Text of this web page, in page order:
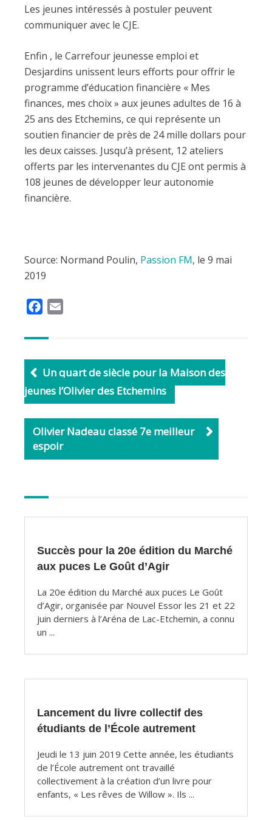
Les jeunes intéressés à postuler peuvent
communiquer avec le CJE.
Enfin , le Carrefour jeunesse emploi et
Desjardins unissent leurs efforts pour offrir le
programme d’éducation financière « Mes
finances, mes choix » aux jeunes adultes de 16 à
25 ans des Etchemins, ce qui représente un
soutien financier de près de 24 mille dollars pour
les deux caisses. Jusqu’à présent, 12 ateliers
offerts par les intervenantes du CJE ont permis à
108 jeunes de développer leur autonomie
financière.
Source: Normand Poulin, Passion FM, le 9 mai
2019
c
b
o
o
k
l
Un quart de siècle pour la Maison des
jeunes l’Olivier des Etchemins
Olivier Nadeau classé 7e meilleur
espoir
articles
Succès pour la 20e édition du Marché
aux puces Le Goût d’Agir
La 20e édition du Marché aux puces Le Goût
d’Agir, organisée par Nouvel Essor les 21 et 22
juin derniers à l’Aréna de Lac-Etchemin, a connu
un ...
Lancement du livre collectif des
étudiants de l’École autrement
Jeudi le 13 juin 2019 Cette année, les étudiants
de l’École autrement ont travaillé
collectivement à la création d’un livre pour
enfants, « Les rêves de Willow ». Ils ...